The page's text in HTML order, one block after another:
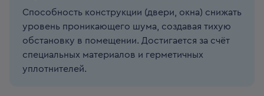
Способность конструкции (двери, окна) снижать
уровень проникающего шума, создавая тихую
обстановку в помещении. Достигается за счёт
специальных материалов и герметичных
уплотнителей.